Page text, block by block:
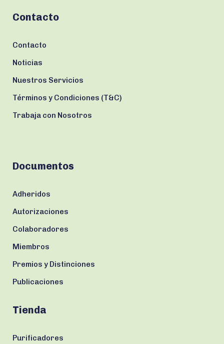
Contacto
Contacto
Noticias
Nuestros Servicios
Términos y Condiciones (T&C)
Trabaja con Nosotros
Documentos
Adheridos
Autorizaciones
Colaboradores
Miembros
Premios y Distinciones
Publicaciones
Tienda
Purificadores